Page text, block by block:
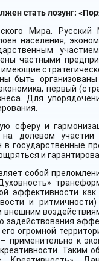
стать лозунг:
Мира.
населения;
частными
быть
первый
Для
сферу и
долевом
государственные
и
собой
эффективности
и
внешним
задействования
огромной
к
Таким